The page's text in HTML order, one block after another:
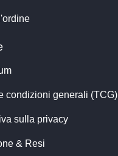
condizioni generali (TCG)
sulla privacy
& Resi